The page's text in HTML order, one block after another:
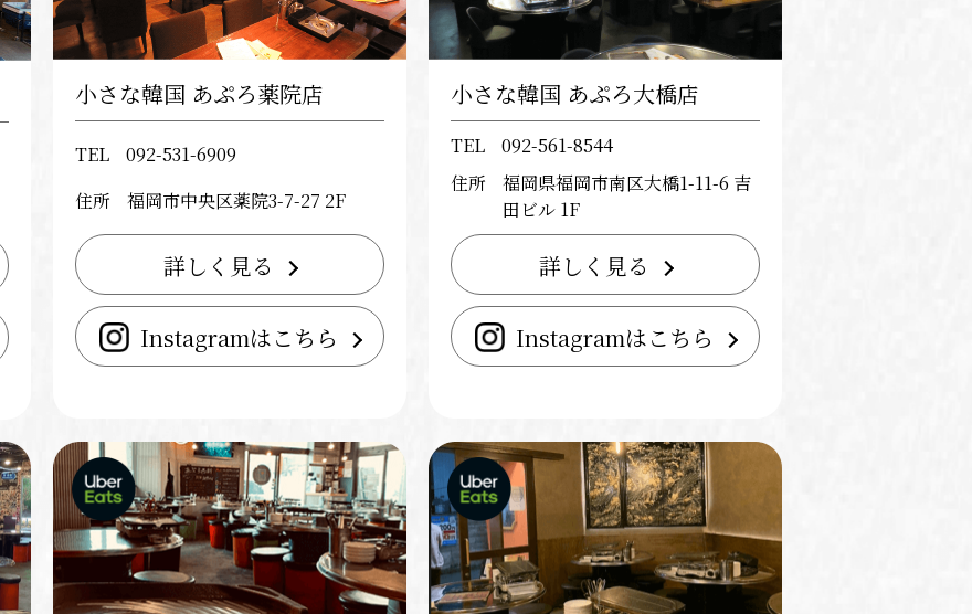
小さな韓国 あぷろ薬院店
TEL
092-531-6909
住所
福岡市中央区薬院3-7-27 2F
詳しく見る
Instagramはこちら
小さな韓国 あぷろ大橋店
TEL
092-561-8544
住所
福岡県福岡市南区大橋1-11-6 吉
田ビル 1F
詳しく見る
Instagramはこちら